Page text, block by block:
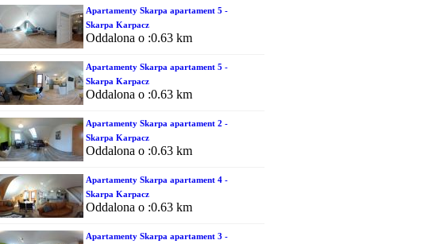
Apartamenty Skarpa apartament 5 -
Skarpa Karpacz
Oddalona o :0.63 km
Apartamenty Skarpa apartament 5 -
Skarpa Karpacz
Oddalona o :0.63 km
Apartamenty Skarpa apartament 2 -
Skarpa Karpacz
Oddalona o :0.63 km
Apartamenty Skarpa apartament 4 -
Skarpa Karpacz
Oddalona o :0.63 km
Apartamenty Skarpa apartament 3 -